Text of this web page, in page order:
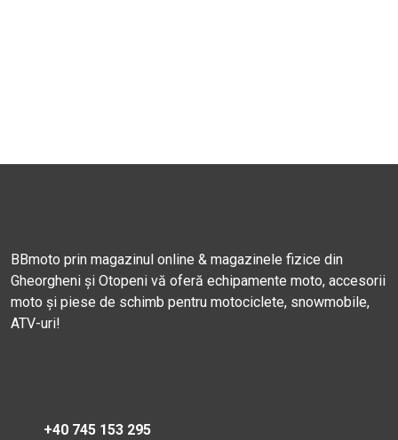
BBmoto prin magazinul online & magazinele fizice din
Gheorgheni și Otopeni vă oferă echipamente moto, accesorii
moto și piese de schimb pentru motociclete, snowmobile,
ATV-uri!
+40 745 153 295